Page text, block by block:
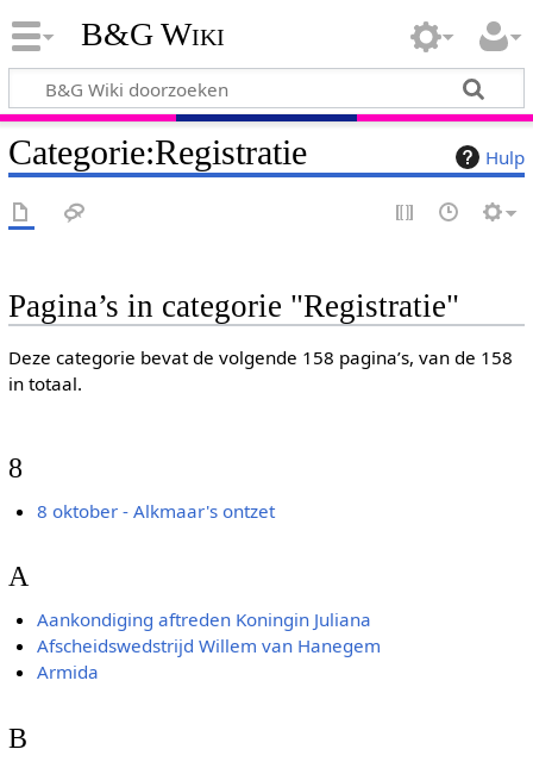
B&G Wiki
Hulp
Categorie:Registratie
Pagina’s in categorie "Registratie"
Deze categorie bevat de volgende 158 pagina’s, van de 158
in totaal.
8
8 oktober - Alkmaar's ontzet
A
Aankondiging aftreden Koningin Juliana
Afscheidswedstrijd Willem van Hanegem
Armida
B